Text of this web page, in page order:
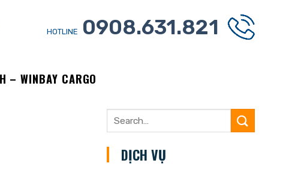
HOTLINE 0908.631.821
– WINBAY CARGO
DỊCH VỤ